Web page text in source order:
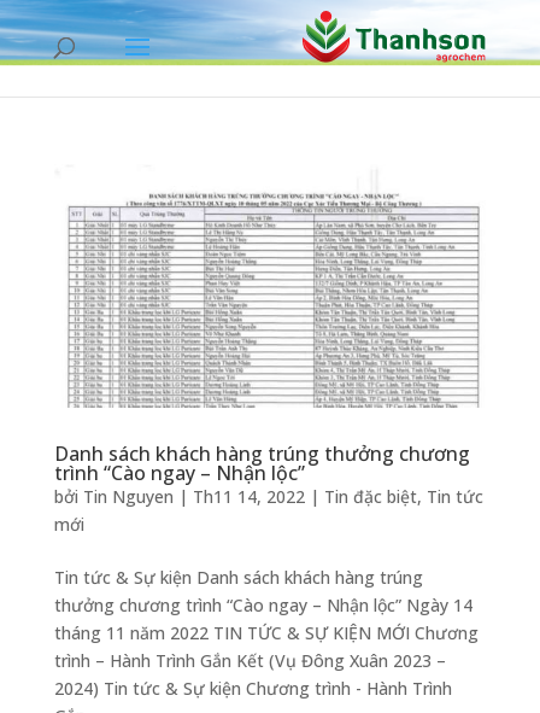
Danh sách khách hàng trúng thưởng chương
trình “Cào ngay – Nhận lộc”
bởi Tin Nguyen | Th11 14, 2022| Tin đặc biệt, Tin tức
mới
Tin tức & Sự kiện Danh sách khách hàng trúng
thưởng chương trình “Cào ngay – Nhận lộc” Ngày 14
tháng 11 năm 2022 TIN TỨC & SỰ KIỆN MỚI Chương
trình – Hành Trình Gắn Kết (Vụ Đông Xuân 2023 –
2024) Tin tức & Sự kiện Chương trình - Hành Trình